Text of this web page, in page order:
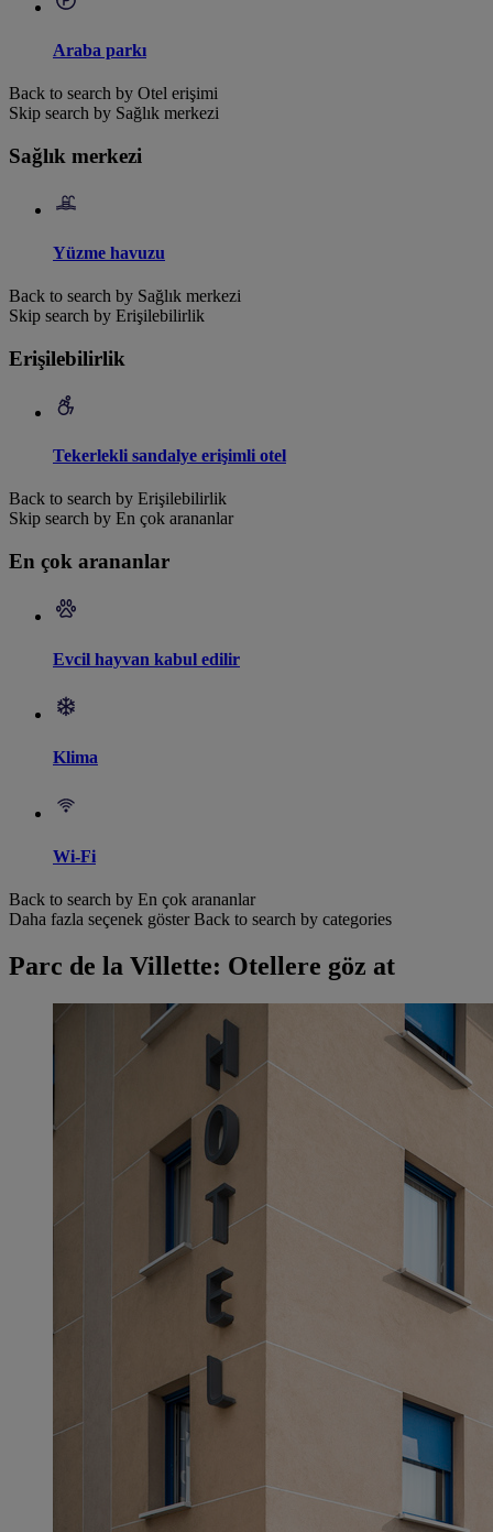
Araba parkı
Back to search by Otel erişimi
Skip search by Sağlık merkezi
Sağlık merkezi
Yüzme havuzu
Back to search by Sağlık merkezi
Skip search by Erişilebilirlik
Erişilebilirlik
Tekerlekli sandalye erişimli otel
Back to search by Erişilebilirlik
Skip search by En çok arananlar
En çok arananlar
Evcil hayvan kabul edilir
Klima
Wi-Fi
Back to search by En çok arananlar
Daha fazla seçenek göster Back to search by categories
Parc de la Villette: Otellere göz at